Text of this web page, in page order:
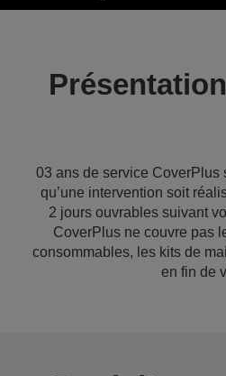
03 ans de service CoverPlus
qu’une intervention soit
2 jours ouvrables suivant
CoverPlus ne couvre pas
consommables, les kits de
en fin de